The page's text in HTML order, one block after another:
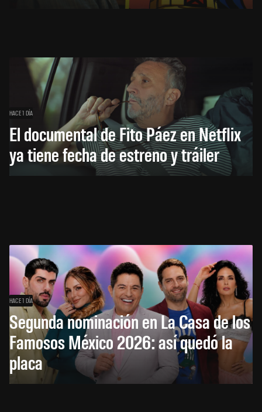
HACE 1 DÍA
El documental de Fito Páez en Netflix
ya tiene fecha de estreno y tráiler
HACE 1 DÍA
Segunda nominación en La Casa de los
Famosos México 2026: así quedó la
placa